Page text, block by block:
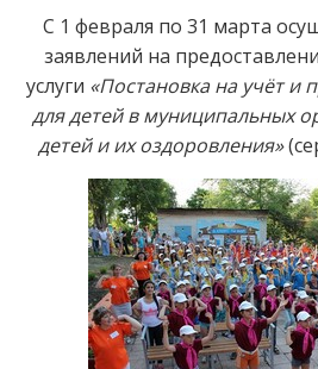
С 1 февраля по 31 марта
заявлений на
услуги «Постановка на учёт и
для детей в муниципальных
детей и их оздоровления»